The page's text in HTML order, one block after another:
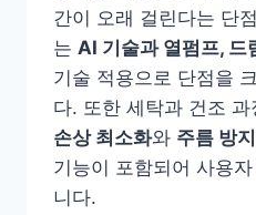
간이 오래 걸린다는 단
는 AI 기술과 열펌프, 드
기술 적용으로 단점을
다. 또한 세탁과 건조
손상 최소화와 주름 방
기능이 포함되어 사용
니다.